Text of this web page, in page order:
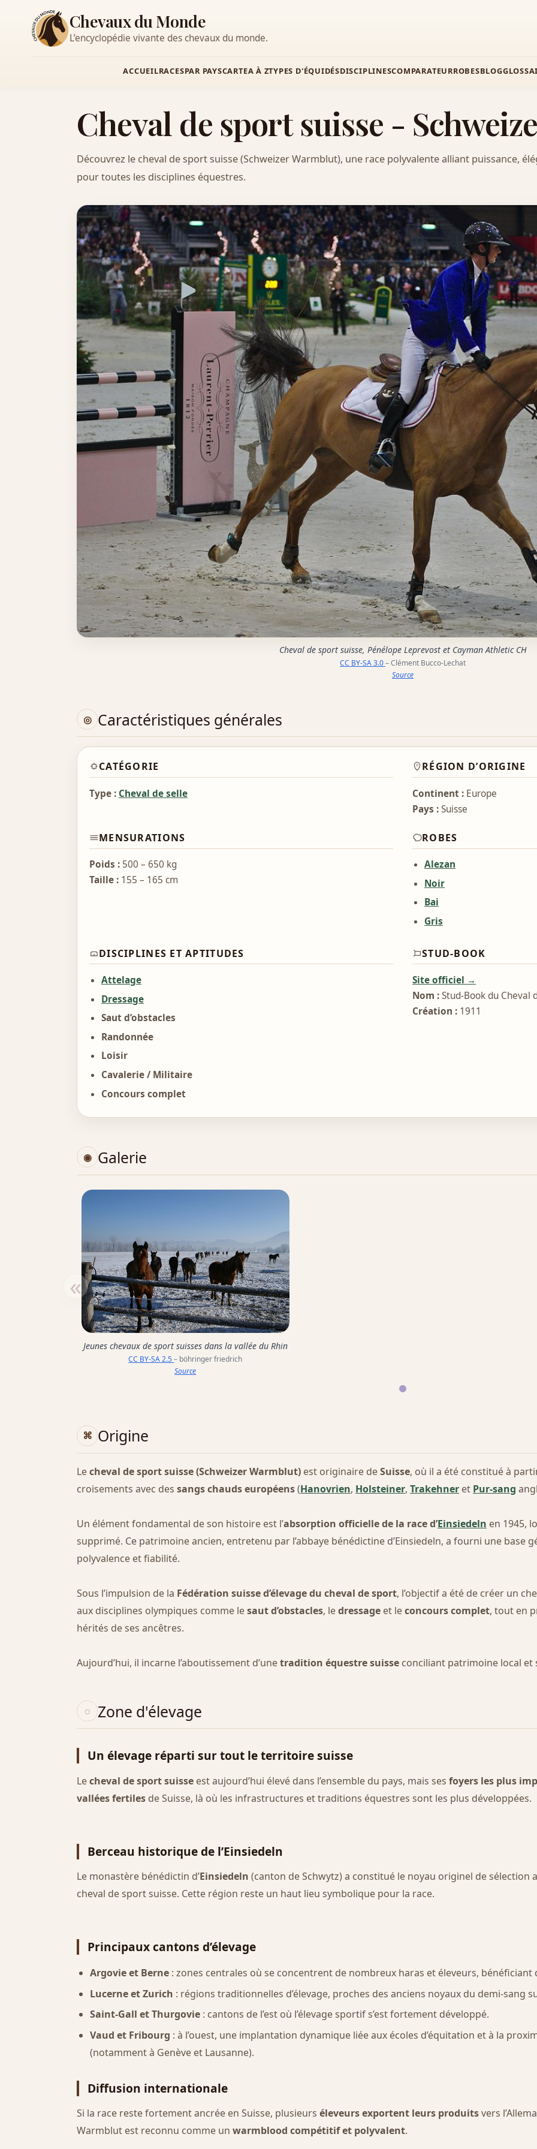
Chevaux du Monde
L’encyclopédie vivante des chevaux du monde.
ACCUEILRACESPAR PAYSCARTEA À ZTYPES D'ÉQUIDÉSDISCIPLINESCOMPARATEURROBESBLOG
Cheval de sport suisse -
Découvrez le cheval de sport suisse (Schweizer Warmblut), une race polyvalente alliant puissance,
pour toutes les disciplines équestres.
Cheval de sport suisse, Pénélope Leprevost et Cayman Athletic CH
CC BY-SA 3.0– Clément Bucco-Lechat
Source
Caractéristiques générales
CATÉGORIE
Type : Cheval de selle
RÉGION D’ORIGINE
Continent : Europe
Pays :Suisse
MENSURATIONS
Poids : 500 – 650 kg
Taille : 155 – 165 cm
ROBES
Alezan
Noir
Bai
Gris
DISCIPLINES ET APTITUDES
Attelage
Dressage
Saut d’obstacles
Randonnée
Loisir
Cavalerie / Militaire
Concours complet
STUD-BOOK
Site officiel →
Nom :Stud-Book du Cheval
Création : 1911
Galerie
Jeunes chevaux de sport suisses dans la vallée du Rhin
CC BY-SA 2.5– böhringer friedrich
Source
«
Origine
Lecheval de sport suisse (Schweizer Warmblut) est originaire deSuisse, où il a été constitué à
croisements avec des sangs chauds européens(Hanovrien, Holsteiner, Trakehner et Pur-sang
Un élément fondamental de son histoire est l’absorption officielle de la race d’Einsiedeln en 1945,
supprimé. Ce patrimoine ancien, entretenu par l’abbaye bénédictine d’Einsiedeln, a fourni une base
polyvalence et fiabilité.
Sous l’impulsion de la Fédération suisse d’élevage du cheval de sport, l’objectif a été de créer un
aux disciplines olympiques comme lesaut d’obstacles, ledressage et leconcours complet, tout en
hérités de ses ancêtres.
Aujourd’hui, il incarne l’aboutissement d’unetradition équestre suisse conciliant patrimoine local
Zone d'élevage
Un élevage réparti sur tout le territoire suisse
Lecheval de sport suisse est aujourd’hui élevé dans l’ensemble du pays, mais ses foyers les plus
vallées fertiles de Suisse, là où les infrastructures et traditions équestres sont les plus développées.
Berceau historique de l’Einsiedeln
Le monastère bénédictin d’Einsiedeln (canton de Schwytz) a constitué le noyau originel de
cheval de sport suisse. Cette région reste un haut lieu symbolique pour la race.
Principaux cantons d’élevage
Argovie et Berne : zones centrales où se concentrent de nombreux haras et éleveurs, bénéficiant
Lucerne et Zurich : régions traditionnelles d’élevage, proches des anciens noyaux du demi-sang
Saint-Gall et Thurgovie : cantons de l’est où l’élevage sportif s’est fortement développé.
Vaud et Fribourg : à l’ouest, une implantation dynamique liée aux écoles d’équitation et à la
(notamment à Genève et Lausanne).
Diffusion internationale
Si la race reste fortement ancrée en Suisse, plusieurs éleveurs exportent leurs produitsvers
Warmblut est reconnu comme un warmblood compétitif et polyvalent.